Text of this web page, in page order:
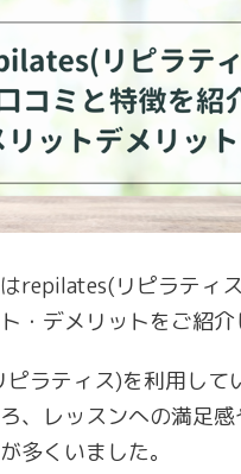
repilates(リピラティ
・デメリットをご紹介
ラティス)を利用して
、レッスンへの満足
多くいました。